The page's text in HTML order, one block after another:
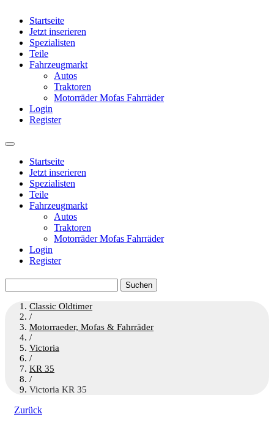
Startseite
Jetzt inserieren
Spezialisten
Teile
Fahrzeugmarkt
Autos
Traktoren
Motorräder Mofas Fahrräder
Login
Register
Startseite
Jetzt inserieren
Spezialisten
Teile
Fahrzeugmarkt
Autos
Traktoren
Motorräder Mofas Fahrräder
Login
Register
nach:
Classic Oldtimer
/
Motorraeder, Mofas & Fahrräder
/
Victoria
/
KR 35
/
Victoria KR 35
Zurück